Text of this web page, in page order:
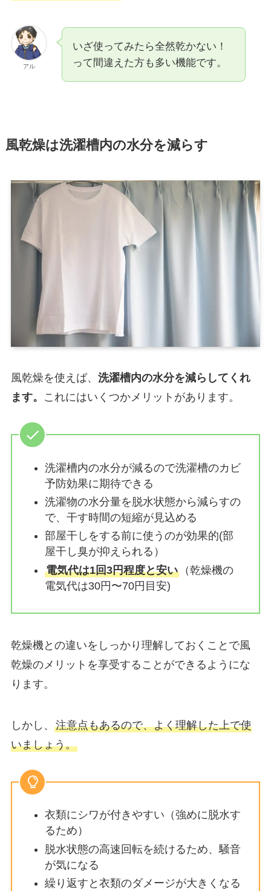
アル
いざ使ってみたら全然乾かない！
って間違えた方も多い機能です。
風乾燥は洗濯槽内の水分を減らす
風乾燥を使えば、 洗濯槽内の水分を減らしてくれ
ます。
これにはいくつかメリットがあります。
洗濯槽内の水分が減るので洗濯槽のカビ
予防効果に期待できる
洗濯物の水分量を脱水状態から減らすの
で、干す時間の短縮が見込める
部屋干しをする前に使うのが効果的(部
屋干し臭が抑えられる）
電気代は1回3円程度と安い（乾燥機の
電気代は30円〜70円目安)
乾燥機との違いをしっかり理解しておくことで風
乾燥のメリットを享受することができるようにな
ります。
しかし、 注意点もあるので、よく理解した上で使
いましょう。
衣類にシワが付きやすい（強めに脱水す
るため）
脱水状態の高速回転を続けるため、騒音
が気になる
繰り返すと衣類のダメージが大きくなる